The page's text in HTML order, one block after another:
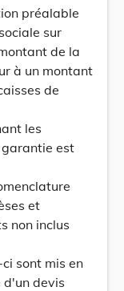
préalable
sur
de la
à un montant
de
les
est
et
non inclus
sont mis en
d'un devis